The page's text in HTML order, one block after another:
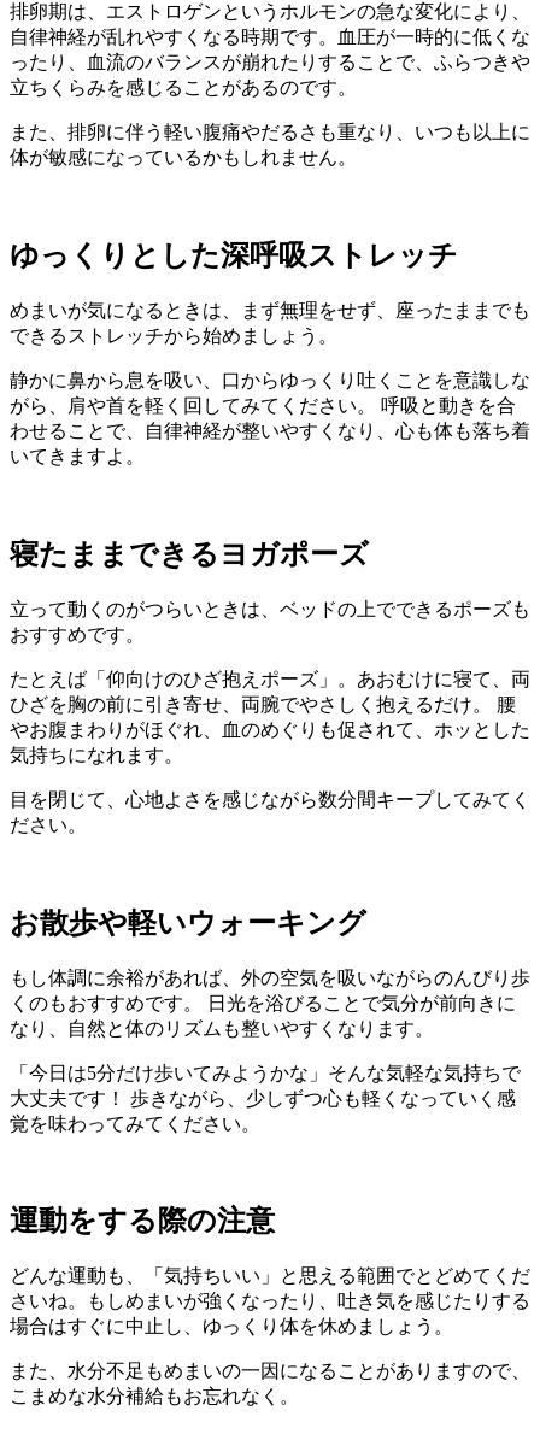
排卵期は、エストロゲンというホルモンの急な変化により、
自律神経が乱れやすくなる時期です。血圧が一時的に低くな
ったり、血流のバランスが崩れたりすることで、ふらつきや
立ちくらみを感じることがあるのです。
また、排卵に伴う軽い腹痛やだるさも重なり、いつも以上に
体が敏感になっているかもしれません。
ゆっくりとした深呼吸ストレッチ
めまいが気になるときは、まず無理をせず、座ったままでも
できるストレッチから始めましょう。
静かに鼻から息を吸い、口からゆっくり吐くことを意識しな
がら、肩や首を軽く回してみてください。 呼吸と動きを合
わせることで、自律神経が整いやすくなり、心も体も落ち着
いてきますよ。
寝たままできるヨガポーズ
立って動くのがつらいときは、ベッドの上でできるポーズも
おすすめです。
たとえば「仰向けのひざ抱えポーズ」。あおむけに寝て、両
ひざを胸の前に引き寄せ、両腕でやさしく抱えるだけ。 腰
やお腹まわりがほぐれ、血のめぐりも促されて、ホッとした
気持ちになれます。
目を閉じて、心地よさを感じながら数分間キープしてみてく
ださい。
お散歩や軽いウォーキング
もし体調に余裕があれば、外の空気を吸いながらのんびり歩
くのもおすすめです。 日光を浴びることで気分が前向きに
なり、自然と体のリズムも整いやすくなります。
「今日は5分だけ歩いてみようかな」そんな気軽な気持ちで
大丈夫です！ 歩きながら、少しずつ心も軽くなっていく感
覚を味わってみてください。
運動をする際の注意
どんな運動も、「気持ちいい」と思える範囲でとどめてくだ
さいね。もしめまいが強くなったり、吐き気を感じたりする
場合はすぐに中止し、ゆっくり体を休めましょう。
また、水分不足もめまいの一因になることがありますので、
こまめな水分補給もお忘れなく。